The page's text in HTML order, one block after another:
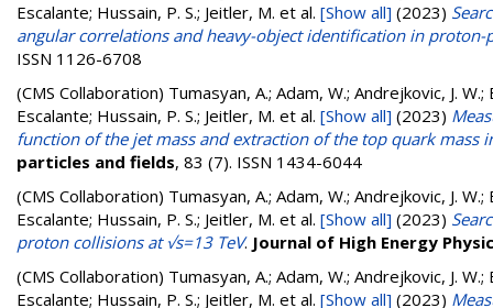
Escalante; Hussain, P. S.; Jeitler, M. et al. [Show all] (2023)
angular correlations and heavy-object identification in proton-
ISSN 1126-6708
(CMS Collaboration) Tumasyan, A.; Adam, W.; Andrejkovic, J.
Escalante; Hussain, P. S.; Jeitler, M. et al. [Show all] (2023)
function of the jet mass and extraction of the top quark mass
particles and fields, 83 (7). ISSN 1434-6044
(CMS Collaboration) Tumasyan, A.; Adam, W.; Andrejkovic, J.
Escalante; Hussain, P. S.; Jeitler, M. et al. [Show all] (2023)
proton collisions at √s=13 TeV. Journal of High Energy
(CMS Collaboration) Tumasyan, A.; Adam, W.; Andrejkovic, J.
Escalante; Hussain, P. S.; Jeitler, M. et al. [Show all] (2023)